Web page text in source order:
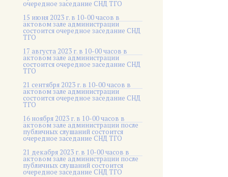
очередное заседание СНД ТГО
15 июня 2023 г. в 10-00 часов в
актовом зале администрации
состоится очередное заседание СНД
ТГО
17 августа 2023 г. в 10-00 часов в
актовом зале администрации
состоится очередное заседание СНД
ТГО
21 сентября 2023 г. в 10-00 часов в
актовом зале администрации
состоится очередное заседание СНД
ТГО
16 ноября 2023 г. в 10-00 часов в
актовом зале администрации после
публичных слушаний состоится
очередное заседание СНД ТГО
21 декабря 2023 г. в 10-00 часов в
актовом зале администрации после
публичных слушаний состоится
очередное заседание СНД ТГО